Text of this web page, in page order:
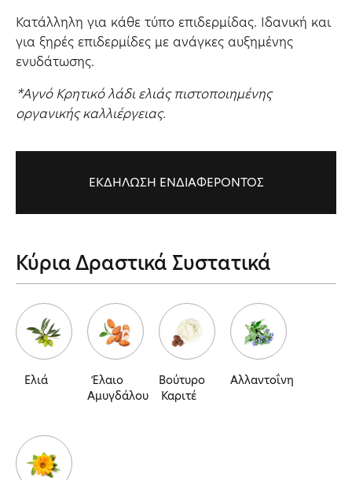
Κατάλληλη για κάθε τύπο επιδερμίδας. Ιδανική και
για ξηρές επιδερμίδες με ανάγκες αυξημένης
ενυδάτωσης.
*Aγνό Κρητικό λάδι ελιάς πιστοποιημένης
οργανικής καλλιέργειας.
ΕΚΔΗΛΩΣΗ ΕΝΔΙΑΦΕΡΟΝΤΟΣ
Κύρια Δραστικά Συστατικά
Ελιά
Έλαιο
Αμυγδάλου
Βούτυρο
Καριτέ
Αλλαντοΐνη